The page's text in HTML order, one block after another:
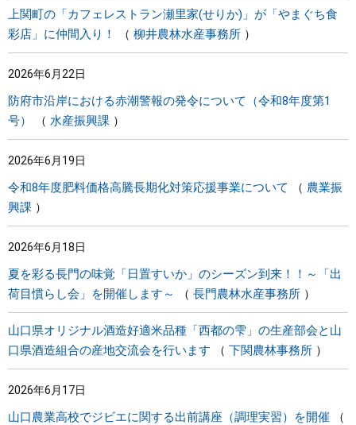
上関町の「カフェレストラン瀬里家(せりか)」が「やまぐち食
彩店」に仲間入り！
柳井農林水産事務所
2026年6月22日
防府市沿岸における赤潮警報の発令について（令和8年度第1
号）
水産振興課
2026年6月19日
令和8年度肥料価格高騰長期化対策応援事業について
農業振
興課
2026年6月18日
夏を彩る長門の味覚「日置すいか」のシーズン到来！！～「出
荷目慣らし会」を開催します～
長門農林水産事務所
山口県オリジナル酒造好適米品種「西都の雫」の生産部会と山
口県酒造組合の産地交流会を行います
下関農林事務所
2026年6月17日
山口農業高校でジビエに関する出前講座（調理実習）を開催